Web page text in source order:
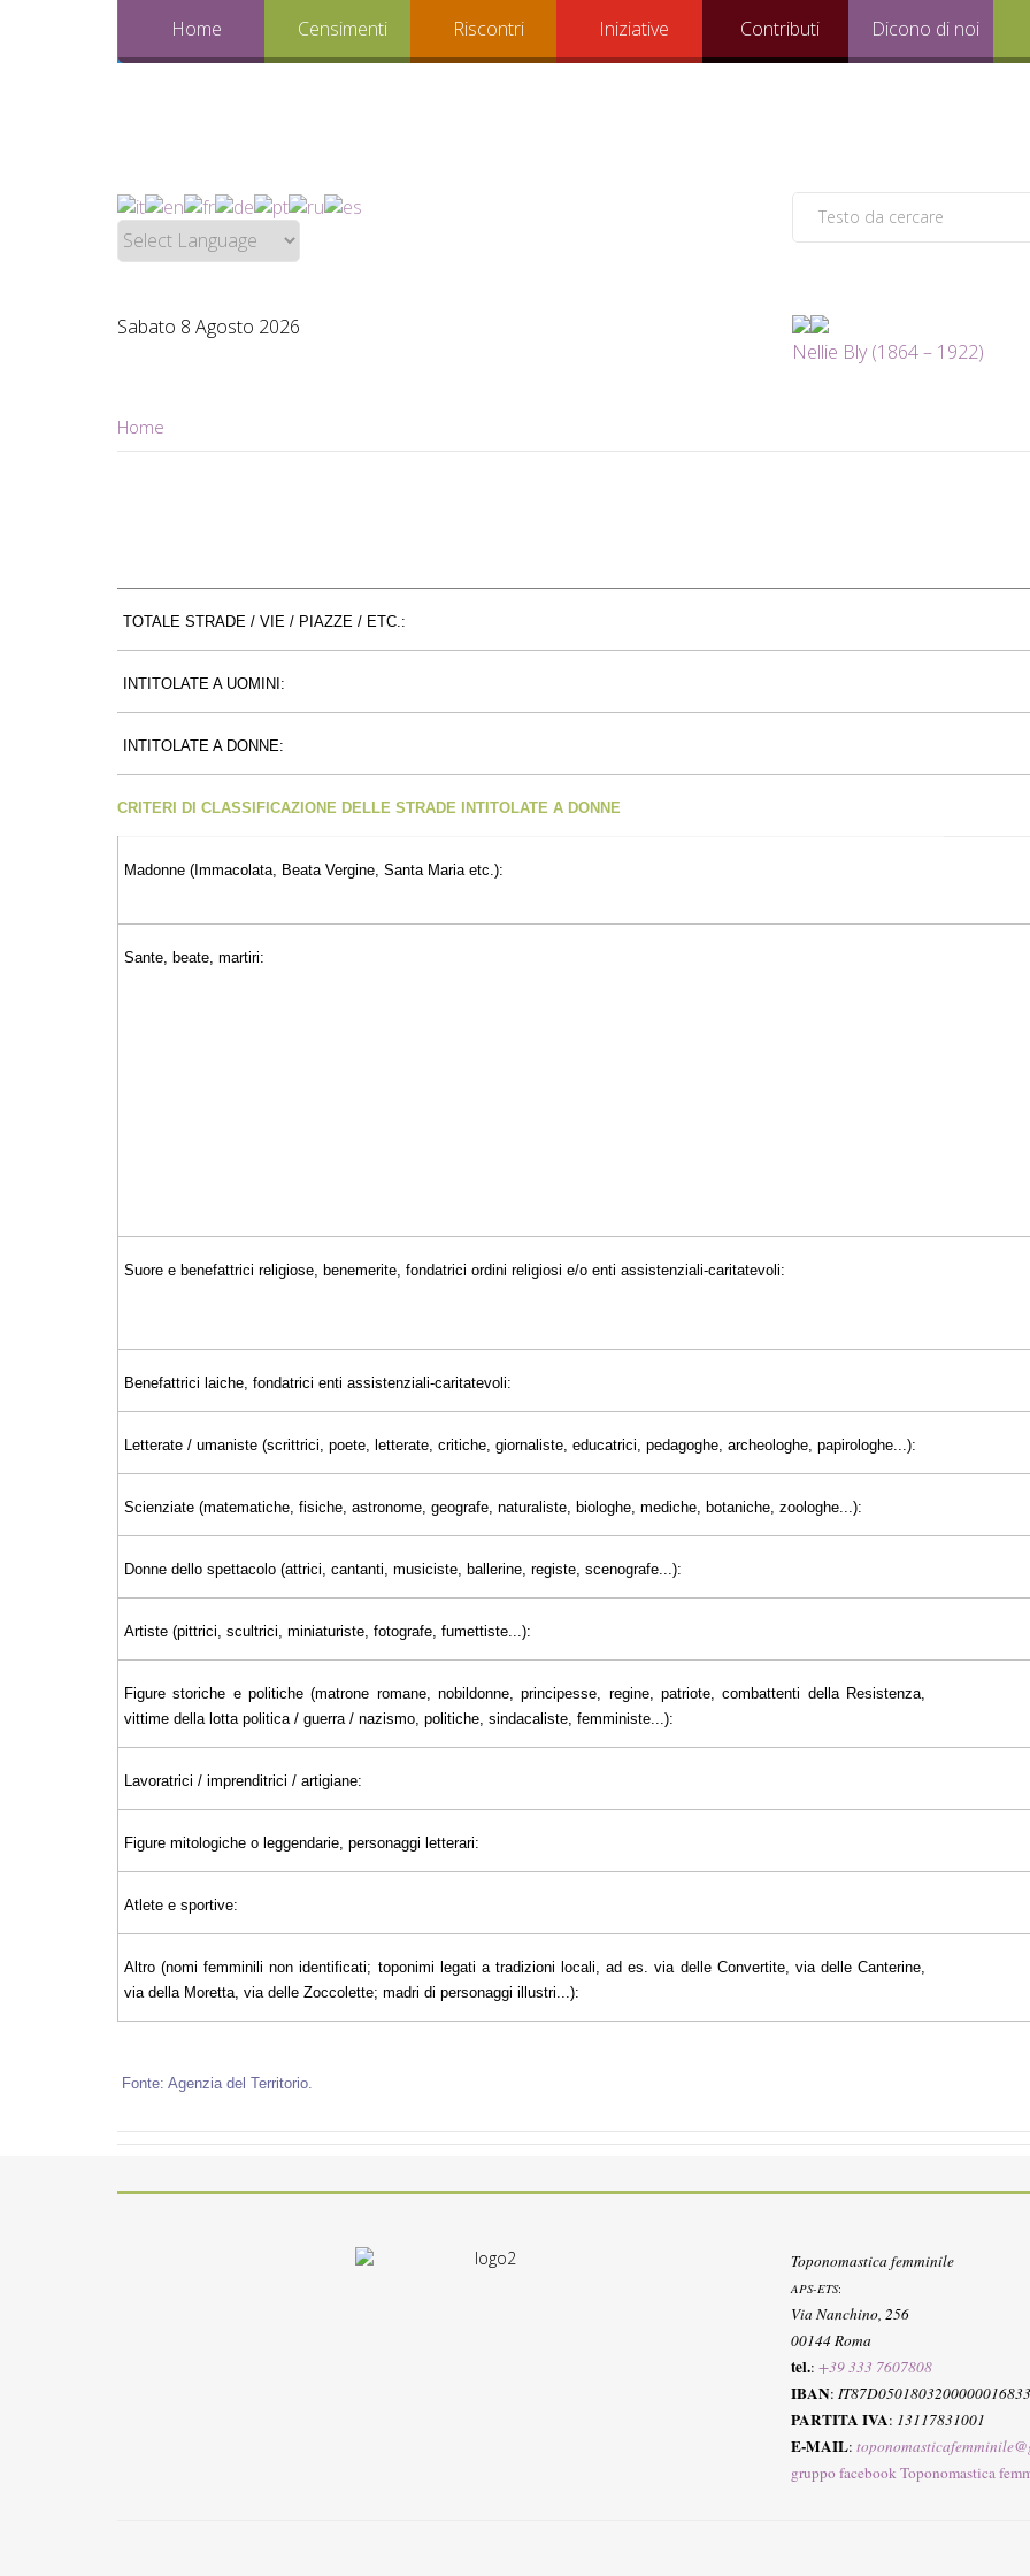
Home Censimenti Riscontri Iniziative Contributi Dicono di noi
Sabato 8 Agosto 2026
Nellie Bly (1864 – 1922)
Home
TOTALE STRADE / VIE / PIAZZE / ETC.:
INTITOLATE A UOMINI:
INTITOLATE A DONNE:
CRITERI DI CLASSIFICAZIONE DELLE STRADE INTITOLATE A DONNE
Madonne (Immacolata, Beata Vergine, Santa Maria etc.):
Sante, beate, martiri:
Suore e benefattrici religiose, benemerite, fondatrici ordini religiosi e/o enti assistenziali-caritatevoli:
Benefattrici laiche, fondatrici enti assistenziali-caritatevoli:
Letterate / umaniste (scrittrici, poete, letterate, critiche, giornaliste, educatrici, pedagoghe, archeologhe, papirologhe...):
Scienziate (matematiche, fisiche, astronome, geografe, naturaliste, biologhe, mediche, botaniche, zoologhe...):
Donne dello spettacolo (attrici, cantanti, musiciste, ballerine, registe, scenografe...):
Artiste (pittrici, scultrici, miniaturiste, fotografe, fumettiste...):
Figure storiche e politiche (matrone romane, nobildonne, principesse, regine, patriote, combattenti della Resistenza,
vittime della lotta politica / guerra / nazismo, politiche, sindacaliste, femministe...):
Lavoratrici / imprenditrici / artigiane:
Figure mitologiche o leggendarie, personaggi letterari:
Atlete e sportive:
Altro (nomi femminili non identificati; toponimi legati a tradizioni locali, ad es. via delle Convertite, via delle Canterine,
via della Moretta, via delle Zoccolette; madri di personaggi illustri...):
Fonte: Agenzia del Territorio.
Toponomastica femminile
APS-ETS:
Via Nanchino, 256
00144 Roma
tel.: +39 333 7607808
IBAN:
PARTITA IVA: 13117831001
E-MAIL:
gruppo facebook Toponomastica